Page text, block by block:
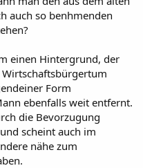
auch so benhmenden
einen Hintergrund, der
Form
ebenfalls weit entfernt.
die Bevorzugung
scheint auch im
nähe zum